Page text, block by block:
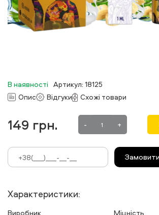
В наявності Артикул: 18125
Опис
Відгуки Схожі товари
149 грн. - +
Замовити
Характеристики:
Виробник
Міцність